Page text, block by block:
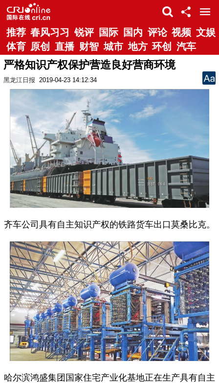
推荐 春风习习 锐评 国际 国内 评论 视频 文娱
体育 原创 直播 财智 城市 地方 环创 汽车
严格知识产权保护营造良好营商环境
黑龙江日报 2019-04-23 14:12:34
齐车公司具有自主知识产权的铁路货车出口莫桑比克。
哈尔滨鸿盛集团国家住宅产业化基地正在生产具有自主